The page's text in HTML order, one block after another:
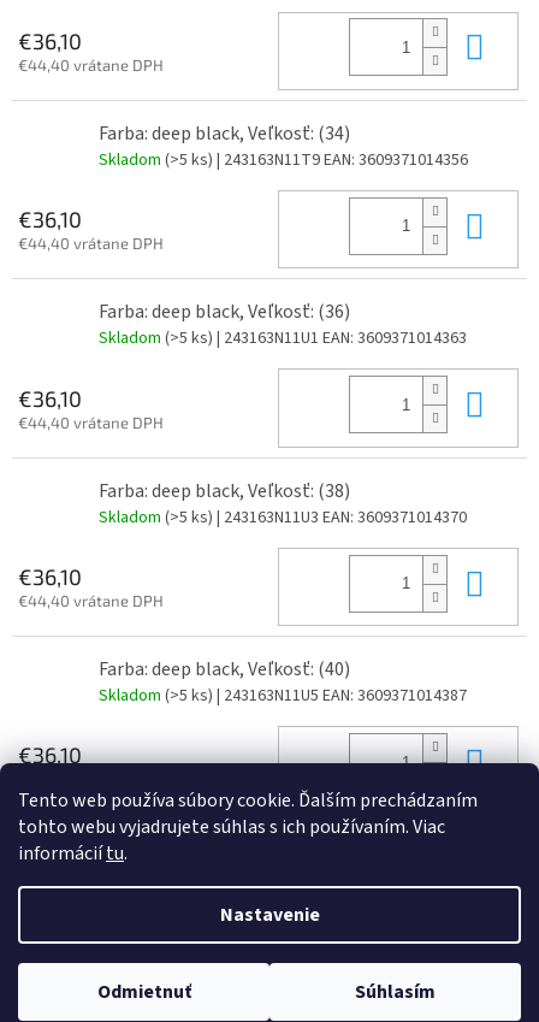
Tento web používa súbory cookie. Ďalším prechádzaním
tohto webu vyjadrujete súhlas s ich používaním. Viac
informáciítu.
Nastavenie
Odmietnuť Súhlasím
€36,10
€44,40 vrátane DPH
Farba: deep black, Veľkosť: (34)
Skladom (>5 ks) | 243163N11T9EAN: 3609371014356
€36,10
€44,40 vrátane DPH
Farba: deep black, Veľkosť: (36)
Skladom (>5 ks) | 243163N11U1 EAN: 3609371014363
€36,10
€44,40 vrátane DPH
Farba: deep black, Veľkosť: (38)
Skladom (>5 ks) | 243163N11U3 EAN: 3609371014370
€36,10
€44,40 vrátane DPH
Farba: deep black, Veľkosť: (40)
Skladom (>5 ks) | 243163N11U5 EAN: 3609371014387
€36,10 Do
Vytvoril Shoptet
Copyright 2026 . Všetky práva vyhradené.